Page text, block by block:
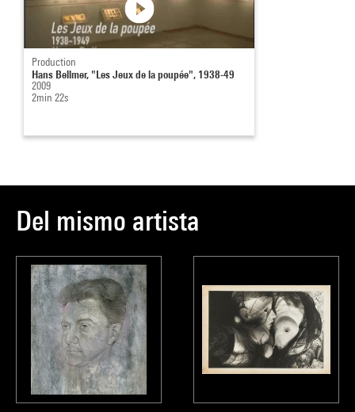
Production
Hans Bellmer, "Les Jeux de la poupée", 1938-49
2009
2min 22s
Del mismo artista